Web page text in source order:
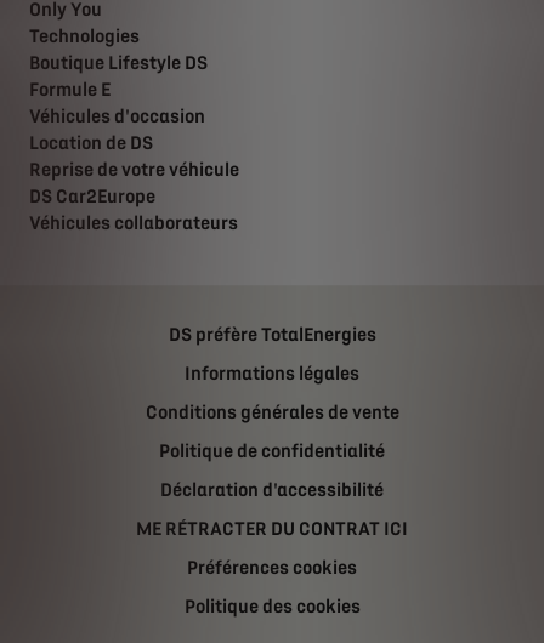
Only You
Technologies
Boutique Lifestyle DS
Formule E
Véhicules d'occasion
Location de DS
Reprise de votre véhicule
DS Car2Europe
Véhicules collaborateurs
DS préfère TotalEnergies
Informations légales
Conditions générales de vente
Politique de confidentialité
Déclaration d'accessibilité
ME RÉTRACTER DU CONTRAT ICI
Préférences cookies
Politique des cookies